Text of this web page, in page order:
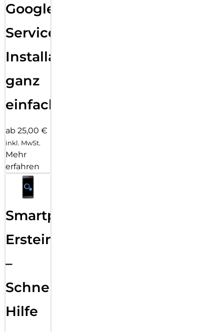
Google
Services
Installation
ganz
einfach
ab 25,00 €
inkl. MwSt.
Mehr
erfahren
Smartphone
Ersteinrichtung
–
Schnelle
Hilfe